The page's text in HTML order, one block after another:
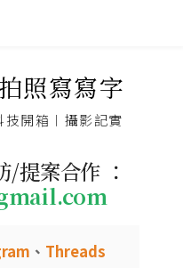
照寫寫字
開箱︱攝影記實
提案合作 ：
、 Threads